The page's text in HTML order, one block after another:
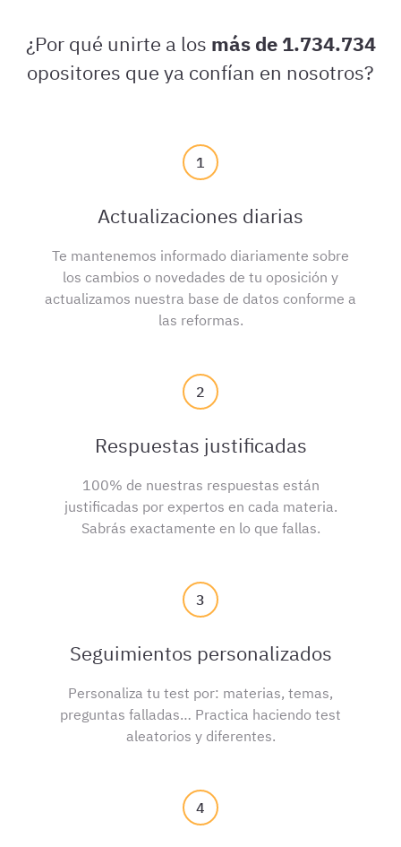
¿Por qué unirte a los más de 1.734.734
opositores que ya confían en nosotros?
1
Actualizaciones diarias
Te mantenemos informado diariamente sobre
los cambios o novedades de tu oposición y
actualizamos nuestra base de datos conforme a
las reformas.
2
Respuestas justificadas
100% de nuestras respuestas están
justificadas por expertos en cada materia.
Sabrás exactamente en lo que fallas.
3
Seguimientos personalizados
Personaliza tu test por: materias, temas,
preguntas falladas… Practica haciendo test
aleatorios y diferentes.
4